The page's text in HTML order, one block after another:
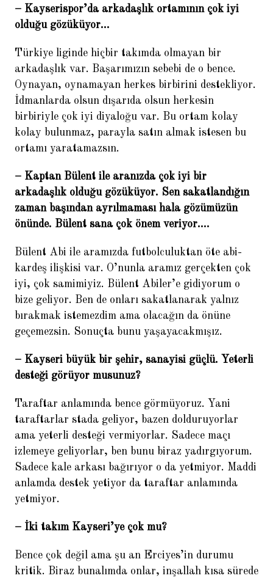
– Kayserispor’da arkadaşlık ortamının çok iyi
olduğu gözüküyor…
Türkiye liginde hiçbir takımda olmayan bir
arkadaşlık var. Başarımızın sebebi de o bence.
Oynayan, oynamayan herkes birbirini destekliyor.
İdmanlarda olsun dışarıda olsun herkesin
birbiriyle çok iyi diyaloğu var. Bu ortam kolay
kolay bulunmaz, parayla satın almak istesen bu
ortamı yaratamazsın.
– Kaptan Bülent ile aranızda çok iyi bir
arkadaşlık olduğu gözüküyor. Sen sakatlandığın
zaman başından ayrılmaması hala gözümüzün
önünde. Bülent sana çok önem veriyor….
Bülent Abi ile aramızda futbolculuktan öte abi-
kardeş ilişkisi var. O’nunla aramız gerçekten çok
iyi, çok samimiyiz. Bülent Abiler’e gidiyorum o
bize geliyor. Ben de onları sakatlanarak yalnız
bırakmak istemezdim ama olacağın da önüne
geçemezsin. Sonuçta bunu yaşayacakmışız.
– Kayseri büyük bir şehir, sanayisi güçlü. Yeterli
desteği görüyor musunuz?
Taraftar anlamında bence görmüyoruz. Yani
taraftarlar stada geliyor, bazen dolduruyorlar
ama yeterli desteği vermiyorlar. Sadece maçı
izlemeye geliyorlar, ben bunu biraz yadırgıyorum.
Sadece kale arkası bağırıyor o da yetmiyor. Maddi
anlamda destek yetiyor da taraftar anlamında
yetmiyor.
– İki takım Kayseri’ye çok mu?
Bence çok değil ama şu an Erciyes’in durumu
kritik. Biraz bunalımda onlar, inşallah kısa sürede